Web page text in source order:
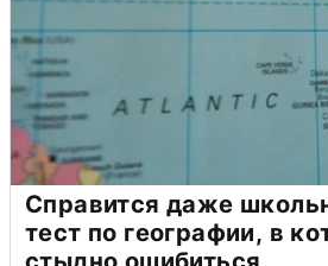
Справится даже
тест по географии, в